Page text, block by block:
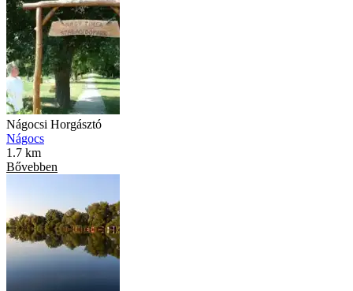
Nágocsi Horgásztó
Nágocs
1.7 km
Bővebben